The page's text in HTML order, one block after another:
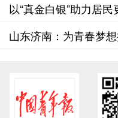
以“真金白银”助力居
山东济南：为青春梦